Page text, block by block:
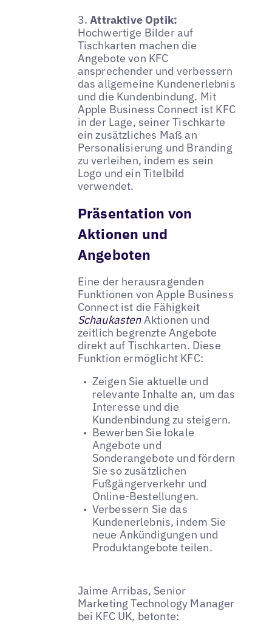
3.Attraktive Optik:
Hochwertige Bilder auf
Tischkarten machen die
Angebote von KFC
ansprechender und verbessern
das allgemeine Kundenerlebnis
und die Kundenbindung. Mit
Apple Business Connect ist KFC
in der Lage, seiner Tischkarte
ein zusätzliches Maß an
Personalisierung und Branding
zu verleihen, indem es sein
Logo und ein Titelbild
verwendet.
Präsentation von
Aktionen und
Angeboten
Eine der herausragenden
Funktionen von Apple Business
Connect ist die Fähigkeit
SchaukastenAktionen und
zeitlich begrenzte Angebote
direkt auf Tischkarten. Diese
Funktion ermöglicht KFC:
Zeigen Sie aktuelle und
relevante Inhalte an, um das
Interesse und die
Kundenbindung zu steigern.
Bewerben Sie lokale
Angebote und
Sonderangebote und fördern
Sie so zusätzlichen
Fußgängerverkehr und
Online-Bestellungen.
Verbessern Sie das
Kundenerlebnis, indem Sie
neue Ankündigungen und
Produktangebote teilen.
Jaime Arribas, Senior
Marketing Technology Manager
bei KFC UK, betonte: